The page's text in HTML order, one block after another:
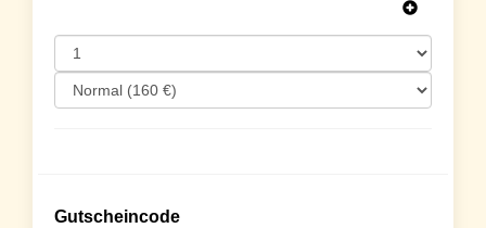
Gutscheincode